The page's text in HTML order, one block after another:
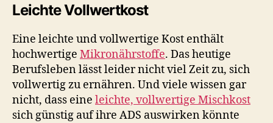
Leichte Vollwertkost
Eine leichte und vollwertige Kost enthält
hochwertige Mikronährstoffe. Das heutige
Berufsleben lässt leider nicht viel Zeit zu, sich
vollwertig zu ernähren. Und viele wissen gar
nicht, dass eine leichte, vollwertige Mischkost
sich günstig auf ihre ADS auswirken könnte